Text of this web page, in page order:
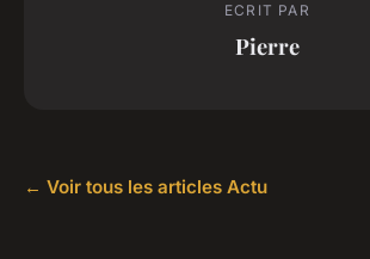
ECRIT PAR
Pierre
← Voir tous les articles Actu